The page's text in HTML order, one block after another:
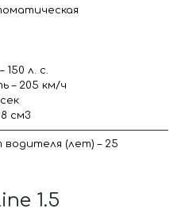
л. с.
– 205 км/ч
см3
(лет) – 25
1.5